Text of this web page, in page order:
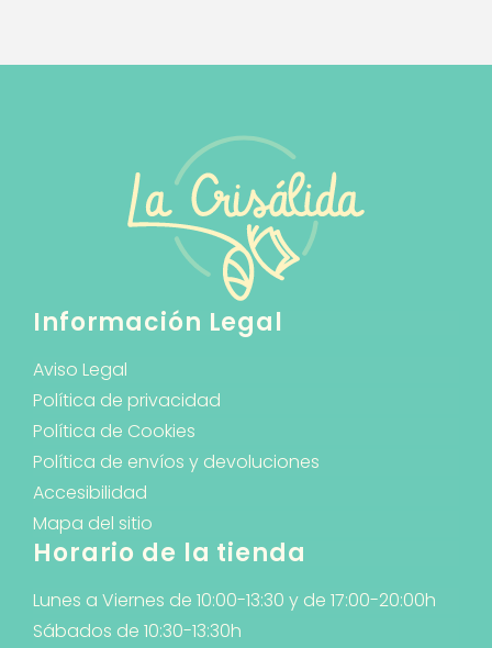
Información Legal
Aviso Legal
Política de privacidad
Política de Cookies
Política de envíos y devoluciones
Accesibilidad
Mapa del sitio
Horario de la tienda
Lunes a Viernes de 10:00-13:30 y de 17:00-20:00h
Sábados de 10:30-13:30h